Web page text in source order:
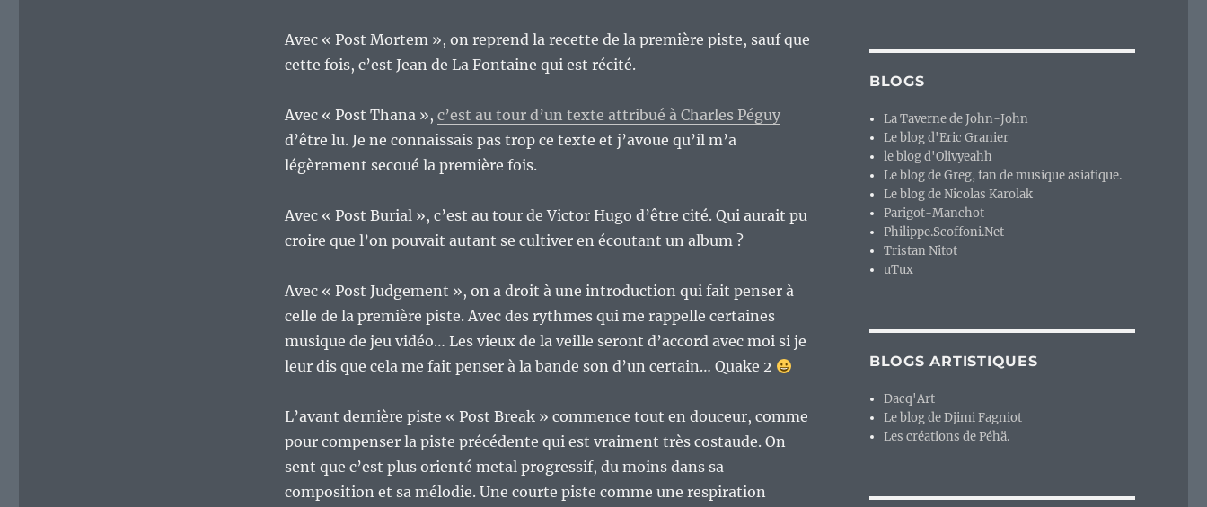
Avec « Post Mortem », on reprend la recette de la première piste, sauf que
cette fois, c’est Jean de La Fontaine qui est récité.
Avec « Post Thana », c’est au tour d’un texte attribué à Charles Péguy
d’être lu. Je ne connaissais pas trop ce texte et j’avoue qu’il m’a
légèrement secoué la première fois.
Avec « Post Burial », c’est au tour de Victor Hugo d’être cité. Qui aurait pu
croire que l’on pouvait autant se cultiver en écoutant un album ?
Avec « Post Judgement », on a droit à une introduction qui fait penser à
celle de la première piste. Avec des rythmes qui me rappelle certaines
musique de jeu vidéo… Les vieux de la veille seront d’accord avec moi si je
leur dis que cela me fait penser à la bande son d’un certain… Quake 2
L’avant dernière piste « Post Break » commence tout en douceur, comme
pour compenser la piste précédente qui est vraiment très costaude. On
sent que c’est plus orienté metal progressif, du moins dans sa
composition et sa mélodie. Une courte piste comme une respiration
BLOGS
La Taverne de John-John
Le blog d'Eric Granier
le blog d'Olivyeahh
Le blog de Greg, fan de musique asiatique.
Le blog de Nicolas Karolak
Parigot-Manchot
Philippe.Scoffoni.Net
Tristan Nitot
uTux
BLOGS ARTISTIQUES
Dacq'Art
Le blog de Djimi Fagniot
Les créations de Péhä.